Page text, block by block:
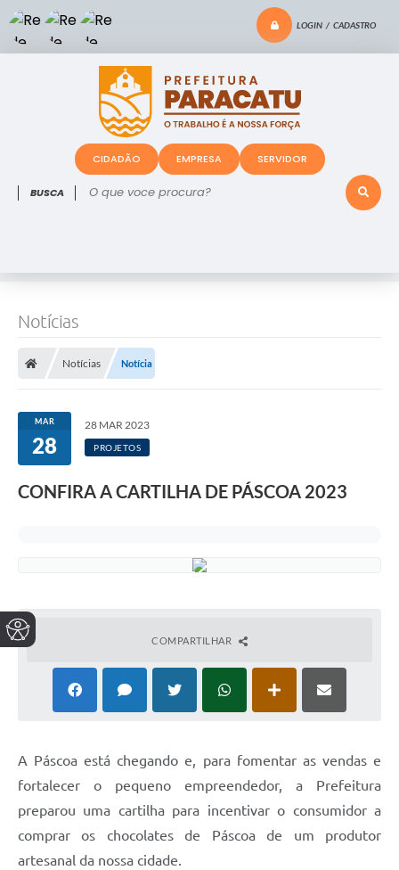
LOGIN / CADASTRO
O que voce procura?
CIDADÃO EMPRESA SERVIDOR
Notícias
Notícias Notícia
MAR
28
28 MAR 2023
PROJETOS
CONFIRA A CARTILHA DE PÁSCOA 2023
COMPARTILHAR
A Páscoa está chegando e, para fomentar as vendas e
fortalecer o pequeno empreendedor, a Prefeitura
preparou uma cartilha para incentivar o consumidor a
comprar os chocolates de Páscoa de um produtor
artesanal da nossa cidade.